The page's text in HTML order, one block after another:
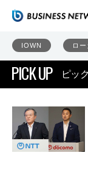
IOWN ロ
PICK UP ピッ